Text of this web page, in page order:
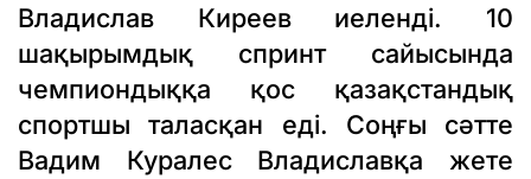
Владислав Киреев иеленді. 10
шақырымдық спринт сайысында
чемпиондыққа қос қазақстандық
спортшы таласқан еді. Соңғы сәтте
Вадим Куралес Владиславқа жете